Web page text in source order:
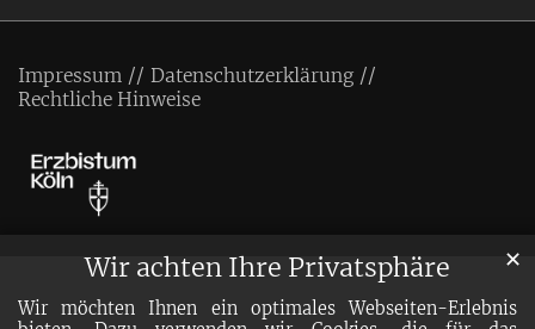
Wir achten Ihre Privatsphäre
Wir möchten Ihnen ein optimales Webseiten-Erlebnis
✕
Impressum
Datenschutzerklärung
Rechtliche Hinweise